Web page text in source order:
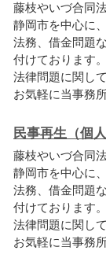
藤枝やいづ合同
静岡市を中心に
法務、借金問題
付けております
法律問題に関し
お気軽に当事務
民事再生（個人
藤枝やいづ合同
静岡市を中心に
法務、借金問題
付けております
法律問題に関し
お気軽に当事務